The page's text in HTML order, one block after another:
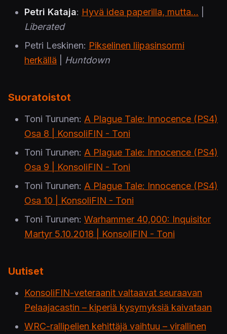
Petri Kataja: Hyvä idea paperilla, mutta...
Liberated
Petri Leskinen: Pikselinen liipasinsormi
herkällä
Huntdown
Suoratoistot
Toni Turunen: A Plague Tale: Innocence (PS4)
Osa 8 | KonsoliFIN - Toni
Toni Turunen: A Plague Tale: Innocence (PS4)
Osa 9 | KonsoliFIN - Toni
Toni Turunen: A Plague Tale: Innocence (PS4)
Osa 10 | KonsoliFIN - Toni
Toni Turunen: Warhammer 40,000: Inquisitor
Martyr 5.10.2018 | KonsoliFIN - Toni
Uutiset
KonsoliFIN-veteraanit valtaavat seuraavan
Pelaajacastin – kiperiä kysymyksiä kaivataan
WRC-rallipelien kehittäjä vaihtuu – virallinen